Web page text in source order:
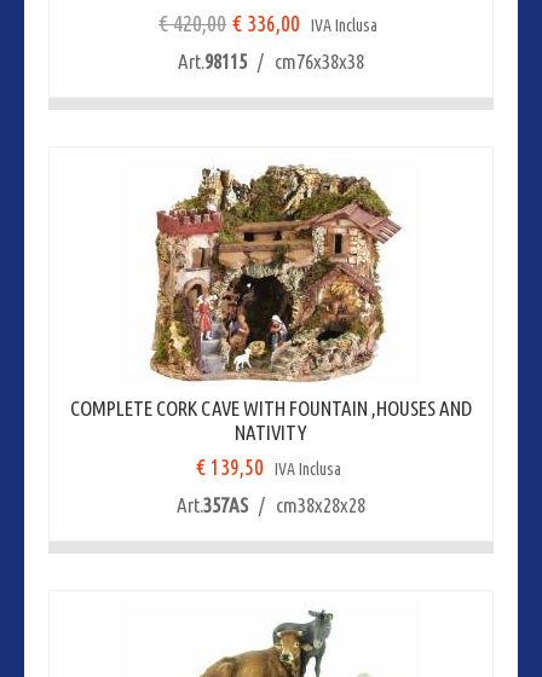
€ 420,00 € 336,00 IVA Inclusa
Art.98115/ cm76x38x38
COMPLETE CORK CAVE WITH FOUNTAIN ,HOUSES AND
NATIVITY
€ 139,50 IVA Inclusa
Art.357AS/ cm38x28x28